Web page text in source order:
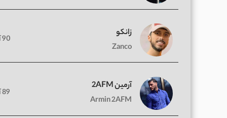
زانکو
Zanco
90 آهنگ
آرمین 2AFM
Armin 2AFM
89 آهنگ